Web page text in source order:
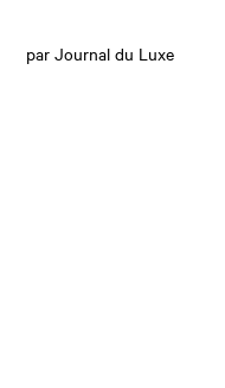
par Journal du Luxe